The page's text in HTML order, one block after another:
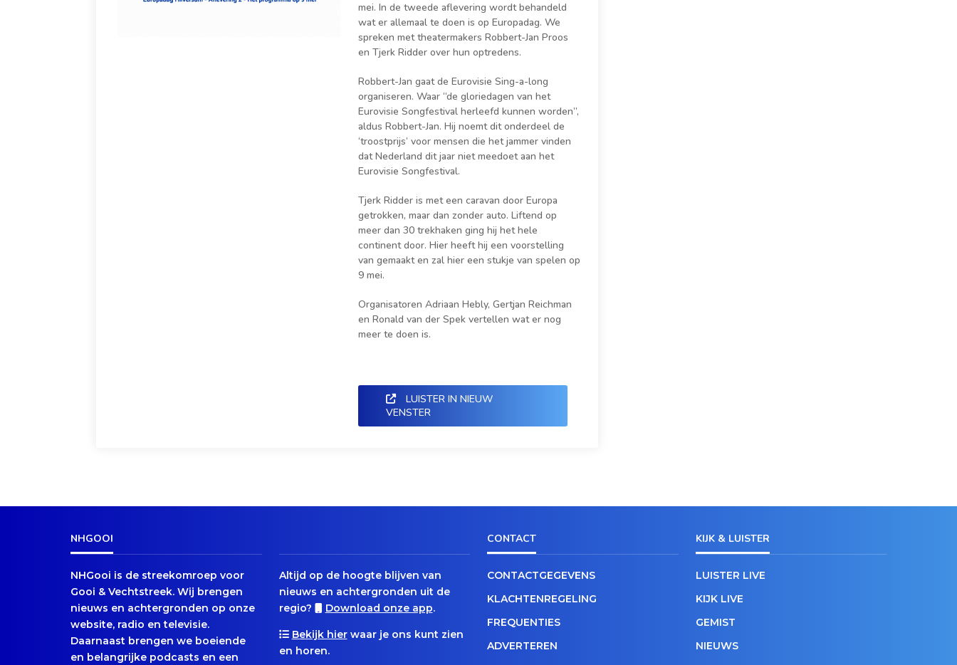
mei. In de tweede aflevering wordt behandeld
wat er allemaal te doen is op Europadag. We
spreken met theatermakers Robbert-Jan Proos
en Tjerk Ridder over hun optredens.
Robbert-Jan gaat de Eurovisie Sing-a-long
organiseren. Waar “de gloriedagen van het
Eurovisie Songfestival herleefd kunnen worden”,
aldus Robbert-Jan. Hij noemt dit onderdeel de
‘troostprijs’ voor mensen die het jammer vinden
dat Nederland dit jaar niet meedoet aan het
Eurovisie Songfestival.
Tjerk Ridder is met een caravan door Europa
getrokken, maar dan zonder auto. Liftend op
meer dan 30 trekhaken ging hij het hele
continent door. Hier heeft hij een voorstelling
van gemaakt en zal hier een stukje van spelen op
9 mei.
Organisatoren Adriaan Hebly, Gertjan Reichman
en Ronald van der Spek vertellen wat er nog
meer te doen is.
LUISTER IN NIEUW
VENSTER
NHGOOI
NHGooi is de streekomroep voor
Gooi & Vechtstreek. Wij brengen
nieuws en achtergronden op onze
website, radio en televisie.
Daarnaast brengen we boeiende
en belangrijke podcasts en een
Altijd op de hoogte blijven van
nieuws en achtergronden uit de
regio?
Download onze app.
Bekijk hierwaar je ons kunt zien
en horen.
CONTACT
CONTACTGEGEVENS
KLACHTENREGELING
FREQUENTIES
ADVERTEREN
KIJK & LUISTER
LUISTER LIVE
KIJK LIVE
GEMIST
NIEUWS